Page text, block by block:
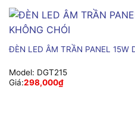
ĐÈN LED ÂM TRẦN PANEL 15W
Model: DGT215
Giá:298,000₫